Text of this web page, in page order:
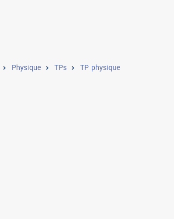
Physique TPs TP physique